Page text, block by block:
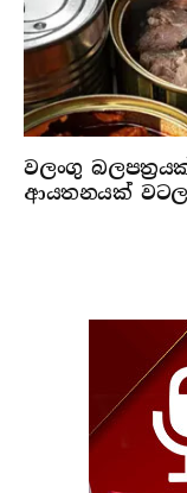
වලංගු
ආයතනයක්